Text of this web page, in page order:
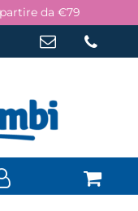
da €79